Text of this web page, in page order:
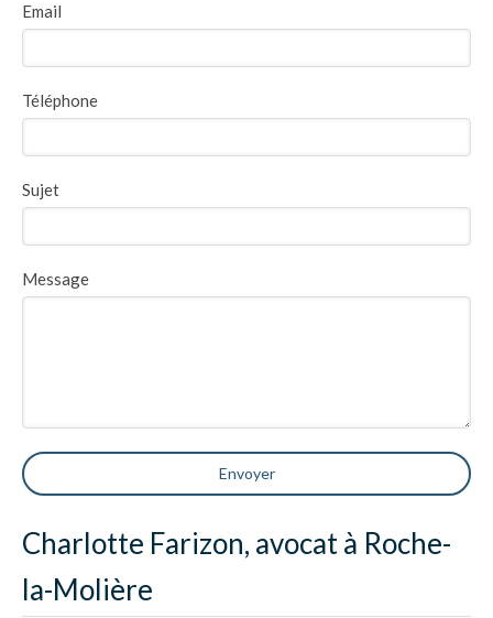
Email
Téléphone
Sujet
Message
Envoyer
Charlotte Farizon, avocat à Roche-
la-Molière